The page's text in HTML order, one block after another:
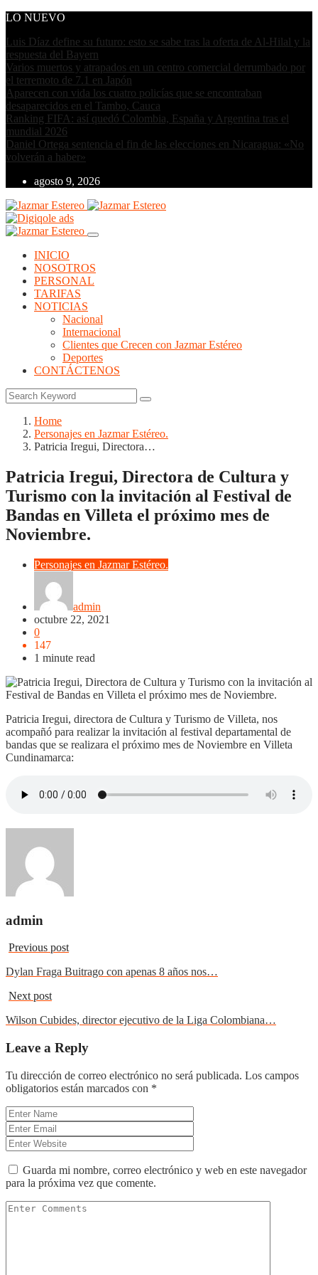
LO NUEVO
Luis Díaz define su futuro: esto se sabe tras la oferta de Al-Hilal y la
respuesta del Bayern
Varios muertos y atrapados en un centro comercial derrumbado por
el terremoto de 7.1 en Japón
Aparecen con vida los cuatro policías que se encontraban
desaparecidos en el Tambo, Cauca
Ranking FIFA: así quedó Colombia, España y Argentina tras el
mundial 2026
Daniel Ortega sentencia el fin de las elecciones en Nicaragua: «No
volverán a haber»
agosto 9, 2026
INICIO
NOSOTROS
PERSONAL
TARIFAS
NOTICIAS
Nacional
Internacional
Clientes que Crecen con Jazmar Estéreo
Deportes
CONTÁCTENOS
Home
Personajes en Jazmar Estéreo.
Patricia Iregui, Directora…
Patricia Iregui, Directora de Cultura y
Turismo con la invitación al Festival de
Bandas en Villeta el próximo mes de
Noviembre.
Personajes en Jazmar Estéreo.
admin
octubre 22, 2021
0
147
1 minute read
Patricia Iregui, directora de Cultura y Turismo de Villeta, nos
acompañó para realizar la invitación al festival departamental de
bandas que se realizara el próximo mes de Noviembre en Villeta
Cundinamarca:
admin
Previous post
Dylan Fraga Buitrago con apenas 8 años nos…
Next post
Wilson Cubides, director ejecutivo de la Liga Colombiana…
Leave a Reply
Tu dirección de correo electrónico no será publicada. Los campos
obligatorios están marcados con *
Guarda mi nombre, correo electrónico y web en este navegador
para la próxima vez que comente.